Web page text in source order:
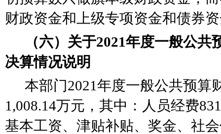
财政资金和上级专项资金和债券
（六）关于2021年度一般公共
决算情况说明
本部门2021年度一般公共预算
1,008.14万元，其中：人员经费
基本工资、津贴补贴、奖金、社